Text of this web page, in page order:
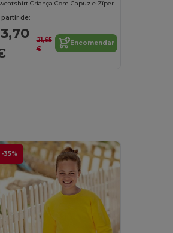
Criança Com Capuz e Zíper
partir de:
21,65
€
Encomendar
-35%